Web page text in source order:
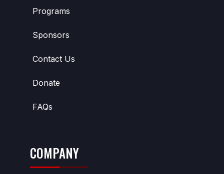
Programs
Sponsors
Contact Us
Donate
FAQs
COMPANY